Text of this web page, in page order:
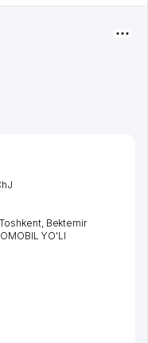
Toshkent, Bektemir
YO'LI